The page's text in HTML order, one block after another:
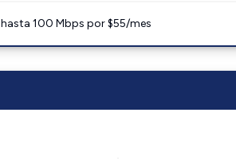
100 Mbps por $55/mes